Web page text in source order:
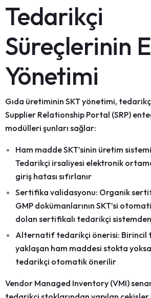
Tedarikçi
Süreçlerinin
Yönetimi
Gıda üretiminin SKT yönetimi,
Supplier Relationship Portal (SRP)
modülleri şunları sağlar:
Ham madde SKT’sinin üretim
Tedarikçi irsaliyesi elektronik
giriş hatası sıfırlanır
Sertifika validasyonu: Organik
GMP dokümanlarının SKT’si
dolan sertifikalı tedarikçi
Alternatif tedarikçi önerisi: Birincil
yaklaşan ham maddesi stokta
tedarikçi otomatik önerilir
Vendor Managed Inventory (VMI)